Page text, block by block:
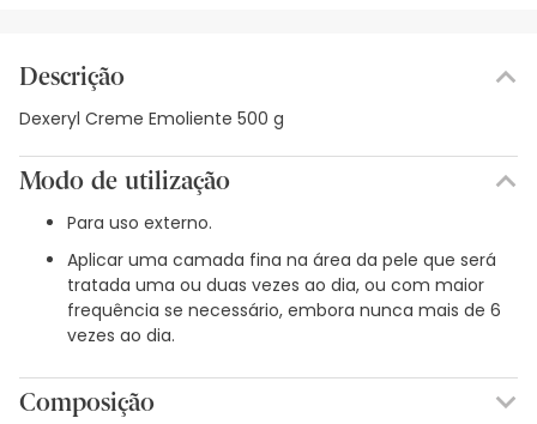
Descrição
Dexeryl Creme Emoliente 500 g
Modo de utilização
Para uso externo.
Aplicar uma camada fina na área da pele que será
tratada uma ou duas vezes ao dia, ou com maior
frequência se necessário, embora nunca mais de 6
vezes ao dia.
Composição